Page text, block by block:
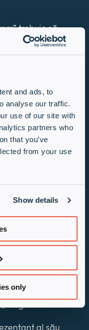
and ads, to
analyse our traffic.
use of our site with
partners who
that you’ve
from your use
Show details
only
trebuie să
sus, iar pentru
la sorti
fiecare
„Termeni
care sunt
aspectele
la
Juniper
mâncare
transportul
la sorți, vor
+ 1
al său